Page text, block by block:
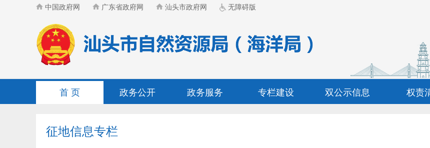
中国政府网 广东省政府网 汕头市政府网 无障碍版
首 页 政务公开 政务服务 专栏建设 双公示信息 权责
征地信息专栏